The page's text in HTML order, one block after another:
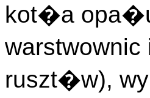
kot�a
ruszt�w),